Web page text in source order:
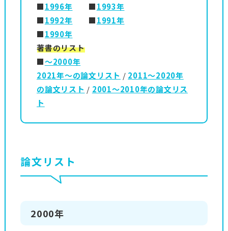
■1996年 ■1993年
■1992年 ■1991年
■1990年
著書のリスト
■～2000年
2021年～の論文リスト / 2011～2020年
の論文リスト / 2001～2010年の論文リス
ト
論文リスト
2000年